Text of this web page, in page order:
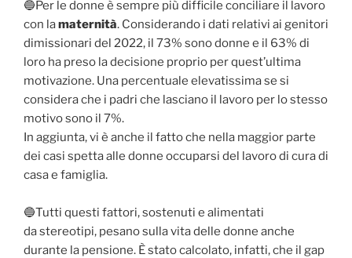
🔵Per le donne è sempre più difficile conciliare il lavoro
con lamaternità. Considerando i dati relativi ai genitori
dimissionari del 2022, il 73% sono donne e il 63% di
loro ha preso la decisione proprio per quest’ultima
motivazione. Una percentuale elevatissima se si
considera che i padri che lasciano il lavoro per lo stesso
motivo sono il 7%.
In aggiunta, vi è anche il fatto che nella maggior parte
dei casi spetta alle donne occuparsi del lavoro di cura di
casa e famiglia.
🔵Tutti questi fattori, sostenuti e alimentati
da stereotipi, pesano sulla vita delle donne anche
durante la pensione. È stato calcolato, infatti, che il gap